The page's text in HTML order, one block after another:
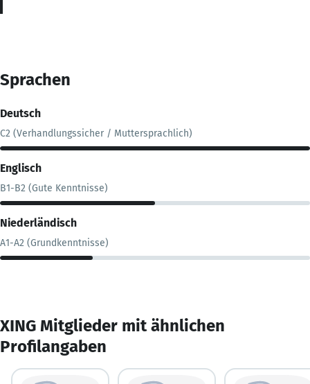
Sprachen
Deutsch
C2 (Verhandlungssicher / Muttersprachlich)
Englisch
B1-B2 (Gute Kenntnisse)
Niederländisch
A1-A2 (Grundkenntnisse)
XING Mitglieder mit ähnlichen
Profilangaben